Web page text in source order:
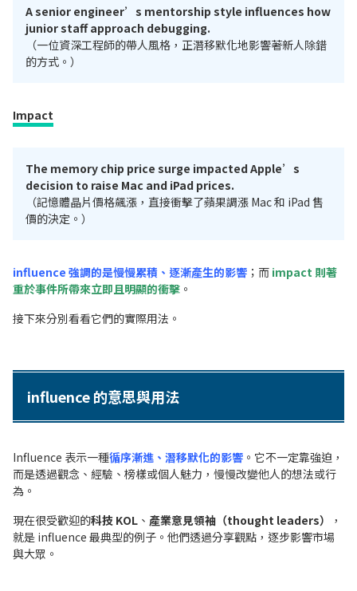
A senior engineer’s mentorship style influences how
junior staff approach debugging.
（一位資深工程師的帶人風格，正潛移默化地影響著新人除錯
的方式。）
Impact
The memory chip price surge impacted Apple’s
decision to raise Mac and iPad prices.
（記憶體晶片價格飆漲，直接衝擊了蘋果調漲 Mac 和 iPad 售
價的決定。）
influence 強調的是慢慢累積、逐漸產生的影響 ；而 impact 則著
重於事件所帶來立即且明顯的衝擊 。
接下來分別看看它們的實際用法。
influence 的意思與用法
Influence 表示一種循序漸進、潛移默化的影響 。它不一定靠強迫，
而是透過觀念、經驗、榜樣或個人魅力，慢慢改變他人的想法或行
為。
現在很受歡迎的科技 KOL 、 產業意見領袖（thought leaders）
，
就是 influence 最典型的例子。他們透過分享觀點，逐步影響市場
與大眾。